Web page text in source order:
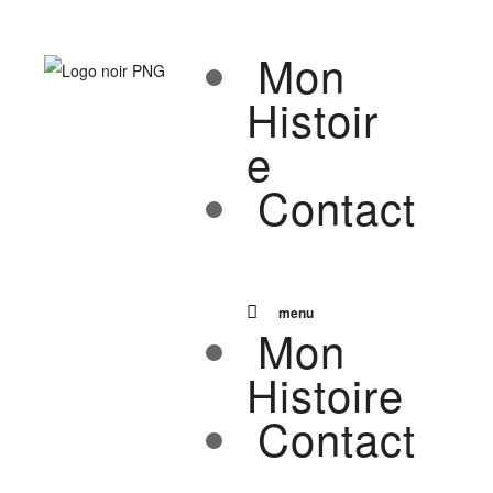
Mon
Histoir
E
Contact
menu
Mon
Histoire
Contact